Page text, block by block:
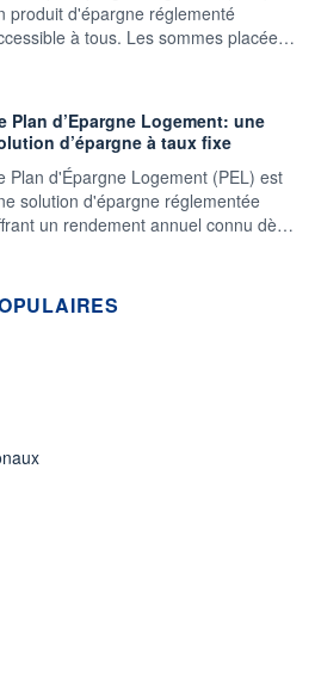
produit d'épargne réglementé
à tous. Les sommes placée…
Plan d’Epargne Logement: une
d’épargne à taux fixe
Plan d'Épargne Logement (PEL) est
solution d'épargne réglementée
un rendement annuel connu dè…